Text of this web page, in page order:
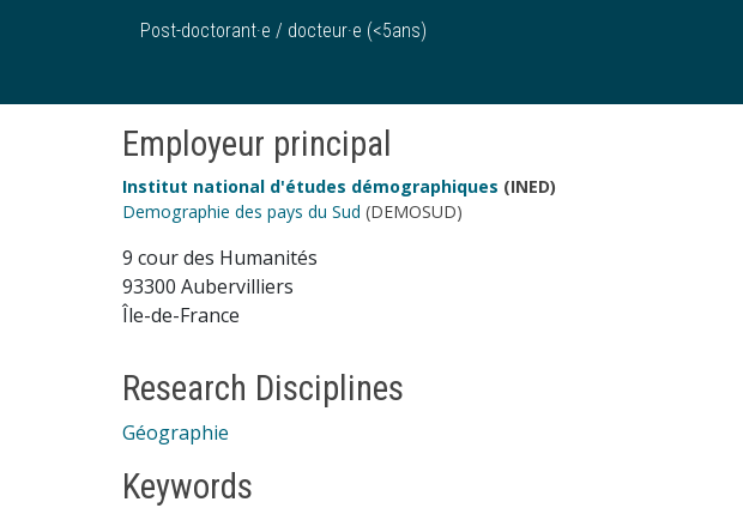
Post-doctorant·e / docteur·e (<5ans)
Employeur principal
Institut national d'études démographiques (INED)
Demographie des pays du Sud (DEMOSUD)
9 cour des Humanités
93300 Aubervilliers
Île-de-France
Research Disciplines
Géographie
Keywords